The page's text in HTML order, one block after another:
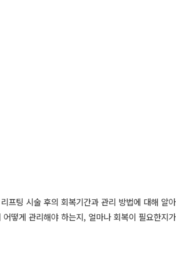
프팅 시술 후의 회복기간과 관리 방법에 대해 알
떻게 관리해야 하는지, 얼마나 회복이 필요한지